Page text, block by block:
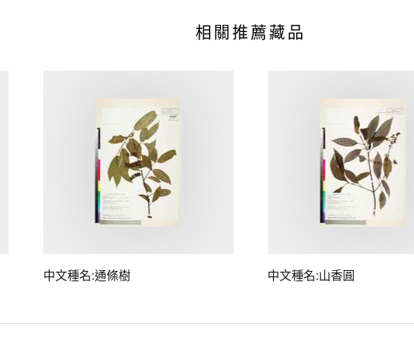
相關推薦藏品
中文種名:通條樹 中文種名:山香圓